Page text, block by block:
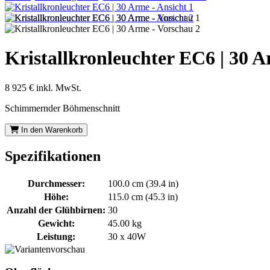
Kristallkronleuchter EC6 | 30
8 925 € inkl. MwSt.
Schimmernder Böhmenschnitt
In den Warenkorb
Spezifikationen
Durchmesser:
100.0 cm (39.4 in)
Höhe:
115.0 cm (45.3 in)
Anzahl der Glühbirnen: 30
Gewicht:
45.00 kg
Leistung:
30 x 40W